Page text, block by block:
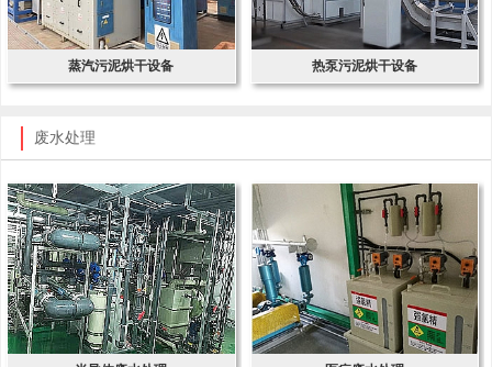
蒸汽污泥烘干设备 热泵污泥烘干设备
废水处理